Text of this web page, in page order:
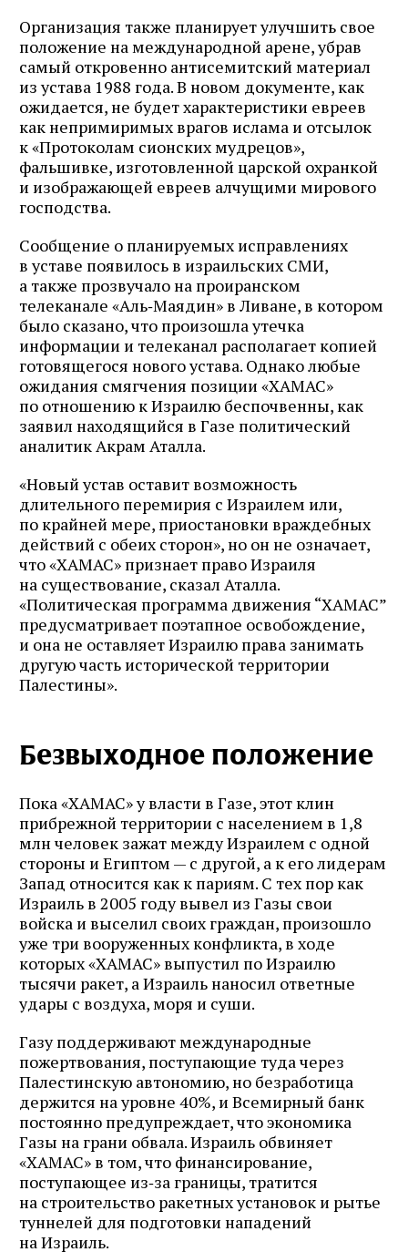
Организация также планирует улучшить свое
положение на международной арене, убрав
самый откровенно антисемитский материал
из устава 1988 года. В новом документе, как
ожидается, не будет характеристики евреев
как непримиримых врагов ислама и отсылок
к «Протоколам сионских мудрецов»,
фальшивке, изготовленной царской охранкой
и изображающей евреев алчущими мирового
господства.
Сообщение о планируемых исправлениях
в уставе появилось в израильских СМИ,
а также прозвучало на проиранском
телеканале «Аль‑Маядин» в Ливане, в котором
было сказано, что произошла утечка
информации и телеканал располагает копией
готовящегося нового устава. Однако любые
ожидания смягчения позиции «ХАМАС»
по отношению к Израилю беспочвенны, как
заявил находящийся в Газе политический
аналитик Акрам Аталла.
«Новый устав оставит возможность
длительного перемирия с Израилем или,
по крайней мере, приостановки враждебных
действий с обеих сторон», но он не означает,
что «ХАМАС» признает право Израиля
на существование, сказал Аталла.
«Политическая программа движения “ХАМАС”
предусматривает поэтапное освобождение,
и она не оставляет Израилю права занимать
другую часть исторической территории
Палестины».
Безвыходное положение
Пока «ХАМАС» у власти в Газе, этот клин
прибрежной территории с населением в 1,8
млн человек зажат между Израилем с одной
стороны и Египтом — с другой, а к его лидерам
Запад относится как к париям. С тех пор как
Израиль в 2005 году вывел из Газы свои
войска и выселил своих граждан, произошло
уже три вооруженных конфликта, в ходе
которых «ХАМАС» выпустил по Израилю
тысячи ракет, а Израиль наносил ответные
удары с воздуха, моря и суши.
Газу поддерживают международные
пожертвования, поступающие туда через
Палестинскую автономию, но безработица
держится на уровне 40%, и Всемирный банк
постоянно предупреждает, что экономика
Газы на грани обвала. Израиль обвиняет
«ХАМАС» в том, что финансирование,
поступающее из‑за границы, тратится
на строительство ракетных установок и рытье
туннелей для подготовки нападений
на Израиль.